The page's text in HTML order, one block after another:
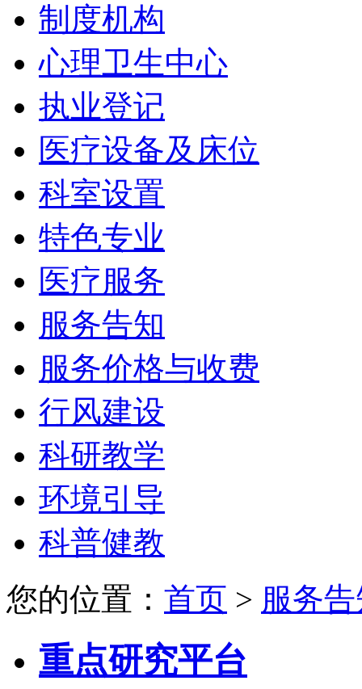
制度机构
心理卫生中心
执业登记
医疗设备及床位
科室设置
特色专业
医疗服务
服务告知
服务价格与收费
行风建设
科研教学
环境引导
科普健教
您的位置： 首页 > 服务
重点研究平台